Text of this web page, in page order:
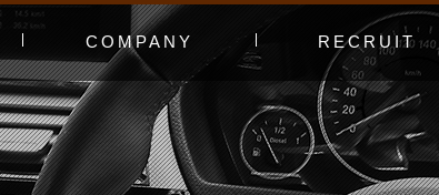
COMPANY
会社概要
スタッフ紹介
アクセスマップ
お問い合わせ
RECRUIT
エントリーフォーム
採用特集